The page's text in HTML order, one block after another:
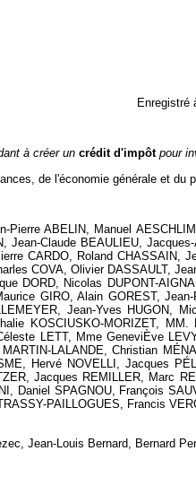
Enregistré
à créer un crédit d'impôtpour
de l'économie générale et
Pierre ABELIN, Manuel
Jean-Claude BEAULIEU,
CARDO, Roland CHASSAIN,
COVA, Olivier DASSAULT,
DORD, Nicolas DUPONT-
GIRO, Alain GOREST,
Jean-Yves HUGON,
KOSCIUSKO-MORIZET,
LETT, Mme GeneviÈve
LALANDE, Christian
Hervé NOVELLI, Jacques
Jacques REMILLER, Marc
Daniel SPAGNOU, François
PAILLOGUES, Francis
Jean-Louis Bernard, Bernard